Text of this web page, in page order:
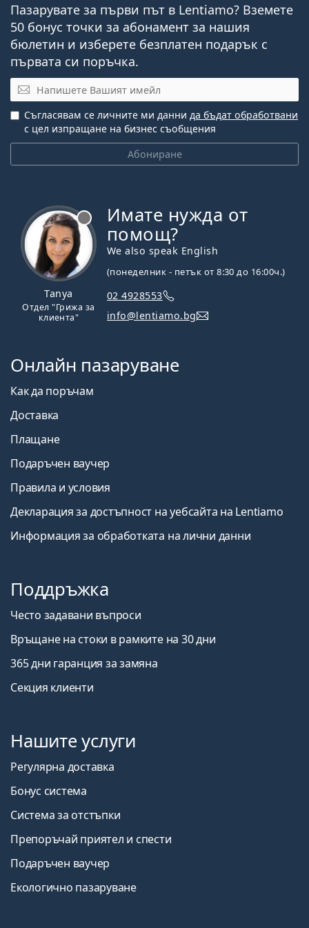
Пазарувате за първи път в Lentiamo? Вземете
50 бонус точки за абонамент за нашия
бюлетин и изберете безплатен подарък с
първата си поръчка.
Имейл
Абониране
Съгласявам се личните ми данни да бъдат обработвани
с цел изпращане на бизнес съобщения
Tanya
Отдел "Грижа за
клиента"
Имате нужда от
помощ?
We also speak English
(понеделник - петък от 8:30 до 16:00ч.)
02 4928553
info@lentiamo.bg
Онлайн пазаруване
Как да поръчам
Доставка
Плащане
Подаръчен ваучер
Правила и условия
Декларация за достъпност на уебсайта на Lentiamo
Информация за обработката на лични данни
Поддръжка
Често задавани въпроси
Връщане на стоки в рамките на 30 дни
365 дни гаранция за замяна
Секция клиенти
Нашите услуги
Регулярна доставка
Бонус система
Система за отстъпки
Препоръчай приятел и спести
Подаръчен ваучер
Екологично пазаруване